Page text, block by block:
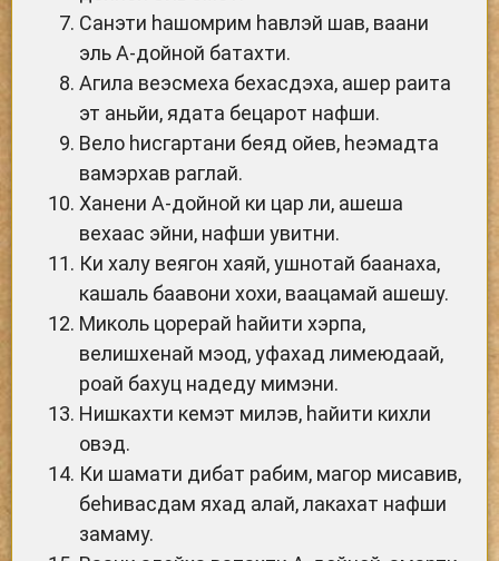
Санэти hашомрим hавлэй шав, ваани
эль А-дойной батахти.
Агила веэсмеха бехасдэха, ашер раита
эт аньйи, ядата бецарот нафши.
Вело hисгартани беяд ойев, hеэмадта
вамэрхав раглай.
Ханени А-дойной ки цар ли, ашеша
вехаас эйни, нафши увитни.
Ки халу веягон хаяй, ушнотай баанаха,
кашаль баавони хохи, ваацамай ашешу.
Миколь цорерай hайити хэрпа,
велишхенай мэод, уфахад лимеюдаай,
роай бахуц надеду мимэни.
Нишкахти кемэт милэв, hайити кихли
овэд.
Ки шамати дибат рабим, магор мисавив,
беhивасдам яхад алай, лакахат нафши
замаму.